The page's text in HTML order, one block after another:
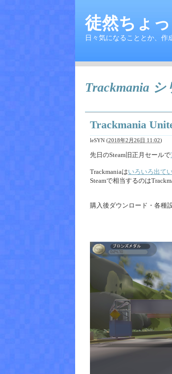
徒然ちょ
日々気になることとか、
Trackmania シ
Trackmania
leSYN (2018年2月26日 11:02)
先日のSteam旧正月セールで
Trackmaniaはいろいろ出て
Steamで相当するのは
購入後ダウンロード・各種